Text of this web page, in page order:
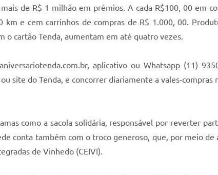
de R$ 1 milhão em prêmios. A cada R$100, 00 em
e cem carrinhos de compras de R$ 1.000, 00.
o cartão Tenda, aumentam em até quatro vezes.
aplicativo ou Whatsapp (11)
site do Tenda, e concorrer diariamente a vales-compras
como a sacola solidária, responsável por reverter
conta também com o troco generoso, que, por meio
de Vinhedo (CEIVI).